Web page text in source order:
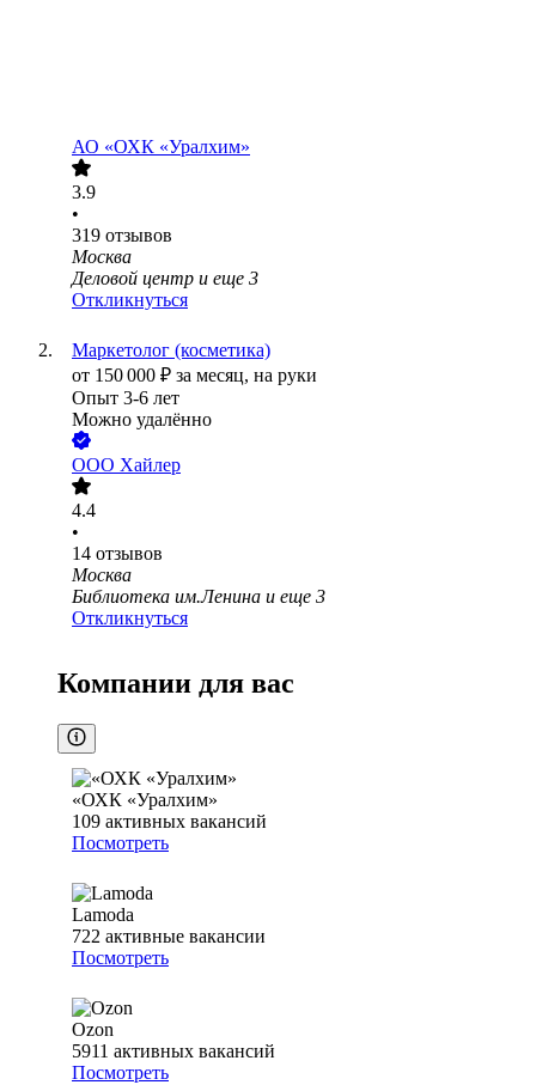
АО «ОХК «Уралхим»
3.9
•
319 отзывов
Москва
Деловой центр и еще 3
Откликнуться
Маркетолог (косметика)
от 150 000 ₽ за месяц, на руки
Опыт 3-6 лет
Можно удалённо
ООО Хайлер
4.4
•
14 отзывов
Москва
Библиотека им.Ленина и еще 3
Откликнуться
Компании для вас
«ОХК «Уралхим»
109 активных вакансий
Посмотреть
Lamoda
722 активные вакансии
Посмотреть
Ozon
5911 активных вакансий
Посмотреть